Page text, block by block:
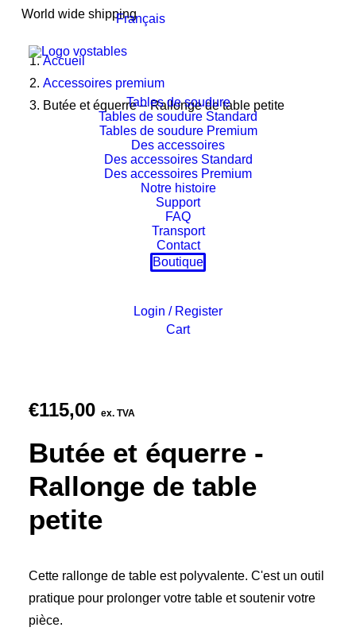
World wide shippingFrançais
Tables de soudure
Tables de soudure Standard
Tables de soudure Premium
Des accessoires
Des accessoires Standard
Des accessoires Premium
Notre histoire
Support
FAQ
Transport
Contact
Boutique
Login / Register
Cart
Accueil
Accessoires premium
Butée et équerre – Rallonge de table petite
€115,00 ex. TVA
Butée et équerre -
Rallonge de table
petite
Cette rallonge de table est polyvalente. C'est un outil
pratique pour prolonger votre table et soutenir votre
pièce.